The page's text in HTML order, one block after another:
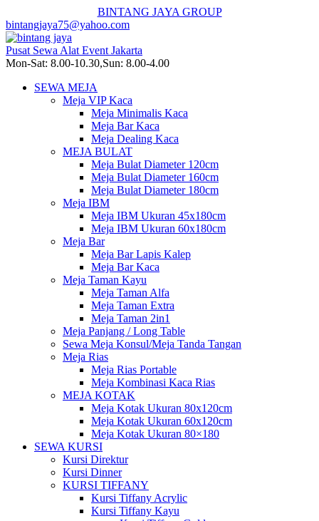
BINTANG JAYA GROUP
bintangjaya75@yahoo.com
Pusat Sewa Alat Event Jakarta
Mon-Sat: 8.00-10.30,Sun: 8.00-4.00
SEWA MEJA
Meja VIP Kaca
Meja Minimalis Kaca
Meja Bar Kaca
Meja Dealing Kaca
MEJA BULAT
Meja Bulat Diameter 120cm
Meja Bulat Diameter 160cm
Meja Bulat Diameter 180cm
Meja IBM
Meja IBM Ukuran 45x180cm
Meja IBM Ukuran 60x180cm
Meja Bar
Meja Bar Lapis Kalep
Meja Bar Kaca
Meja Taman Kayu
Meja Taman Alfa
Meja Taman Extra
Meja Taman 2in1
Meja Panjang / Long Table
Sewa Meja Konsul/Meja Tanda Tangan
Meja Rias
Meja Rias Portable
Meja Kombinasi Kaca Rias
MEJA KOTAK
Meja Kotak Ukuran 80x120cm
Meja Kotak Ukuran 60x120cm
Meja Kotak Ukuran 80×180
SEWA KURSI
Kursi Direktur
Kursi Dinner
KURSI TIFFANY
Kursi Tiffany Acrylic
Kursi Tiffany Kayu